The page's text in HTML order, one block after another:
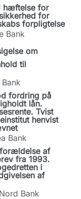
hæftelse for
for
forpligtelse
Bank
om
til
fordring på
lån.
Tvist
henvist
Bank
af
fra 1993.
i
af
Bank